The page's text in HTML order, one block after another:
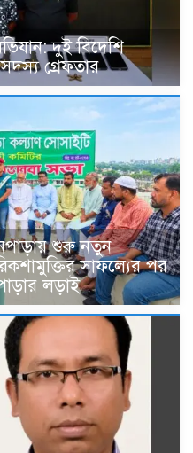
দুই বিদেশি
গ্রেফতার
শুরু নতুন
সাফল্যের পর
লড়াই